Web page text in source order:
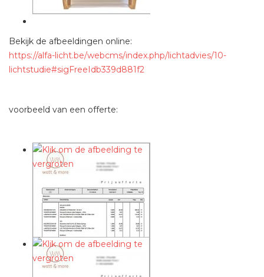
Bekijk de afbeeldingen online:
https://alfa-licht.be/webcms/index.php/lichtadvies/10-
lichtstudie#sigFreeIdb339d881f2
voorbeeld van een offerte: